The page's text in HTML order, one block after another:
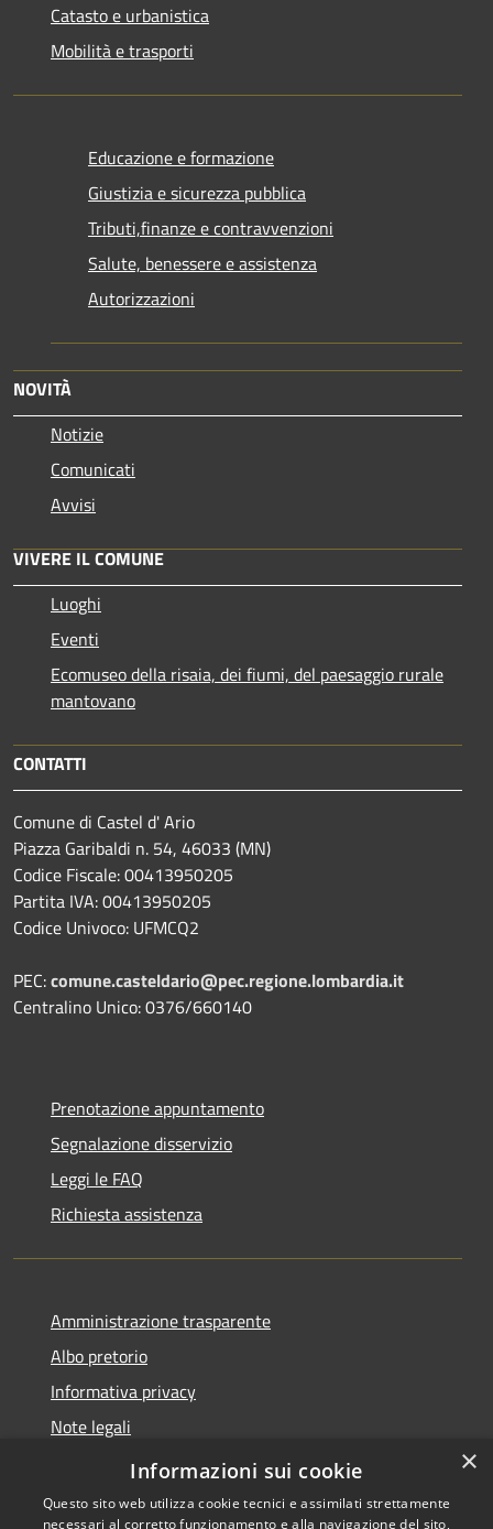
Catasto e urbanistica
Mobilità e trasporti
Educazione e formazione
Giustizia e sicurezza pubblica
Tributi,finanze e contravvenzioni
Salute, benessere e assistenza
Autorizzazioni
NOVITÀ
Notizie
Comunicati
Avvisi
VIVERE IL COMUNE
Luoghi
Eventi
Ecomuseo della risaia, dei fiumi, del paesaggio rurale
mantovano
CONTATTI
Comune di Castel d' Ario
Piazza Garibaldi n. 54, 46033 (MN)
Codice Fiscale: 00413950205
Partita IVA: 00413950205
Codice Univoco: UFMCQ2
PEC:comune.casteldario@pec.regione.lombardia.it
Centralino Unico: 0376/660140
Prenotazione appuntamento
Segnalazione disservizio
Leggi le FAQ
Richiesta assistenza
Amministrazione trasparente
Albo pretorio
Informativa privacy
Note legali
Dichiarazione di accessibilità
×
Informazioni sui cookie
Questo sito web utilizza cookie tecnici e assimilati strettamente
necessari al corretto funzionamento e alla navigazione del sito,